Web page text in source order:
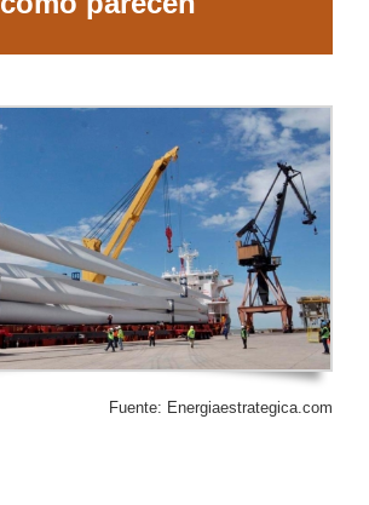
Fuente: Energiaestrategica.com